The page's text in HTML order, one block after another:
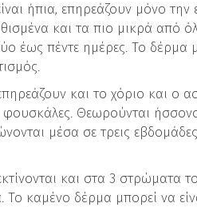
ήπια, επηρεάζουν μόνο την
και τα πιο μικρά από
έως πέντε ημέρες. Το δέρμα
και το χόριο και ο
Θεωρούνται
μέσα σε τρεις
και στα 3 στρώματα
Το καμένο δέρμα μπορεί να